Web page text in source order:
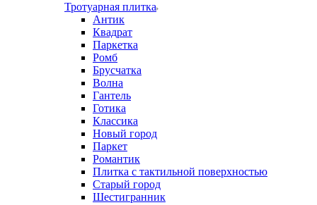
Тротуарная плитка
Антик
Квадрат
Паркетка
Ромб
Брусчатка
Волна
Гантель
Готика
Классика
Новый город
Паркет
Романтик
Плитка с тактильной поверхностью
Старый город
Шестигранник